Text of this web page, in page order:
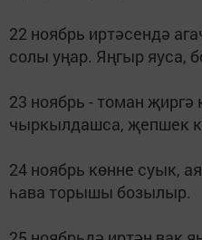
22 ноябрь иртәсендә
солы уңар. Яңгыр яуса,
23 ноябрь - томан
чыркылдашса, җепшек
24 ноябрь көнне суык,
һава торышы бозылыр.